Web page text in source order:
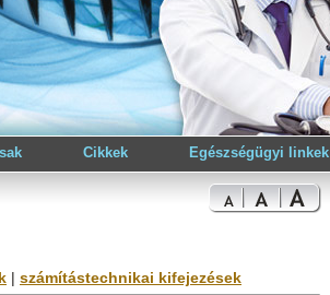
Cikkek Egészségügyi linkek
| számítástechnikai kifejezések